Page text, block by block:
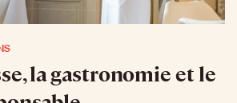
la gastronomie et le